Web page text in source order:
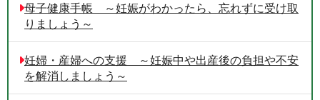
母子健康手帳 ～妊娠がわかったら、忘れずに受け取
りましょう～
妊婦・産婦への支援 ～妊娠中や出産後の負担や不安
を解消しましょう～